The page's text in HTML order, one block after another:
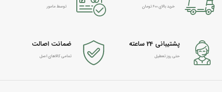
خرید بالای 600 تومان توسط مامور
پشتیبانی 24 ساعته
حتی روز تعطیل
ضمانت اصالت
تمامی کالاهای اصل